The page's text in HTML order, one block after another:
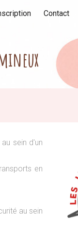
Contact
sein d'un
en
au sein